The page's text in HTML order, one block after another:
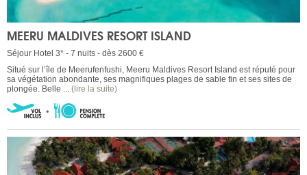
MEERU MALDIVES RESORT ISLAND
Séjour Hotel 3* - 7 nuits - dès 2600 €
Situé sur l’île de Meerufenfushi, Meeru Maldives Resort Island est réputé pour
sa végétation abondante, ses magnifiques plages de sable fin et ses sites de
plongée. Belle ... (lire la suite)